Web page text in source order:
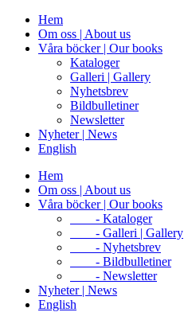
Hem
Om oss | About us
Våra böcker | Our books
Kataloger
Galleri | Gallery
Nyhetsbrev
Bildbulletiner
Newsletter
Nyheter | News
English
Hem
Om oss | About us
Våra böcker | Our books
- Kataloger
- Galleri | Gallery
- Nyhetsbrev
- Bildbulletiner
- Newsletter
Nyheter | News
English